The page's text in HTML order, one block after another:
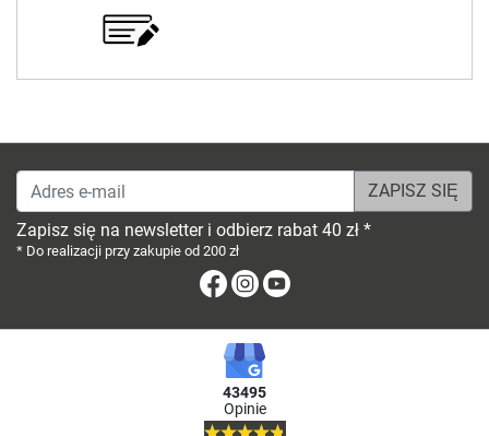
Adres e-mail
Zapisz się na newsletter i odbierz rabat 40 zł *
* Do realizacji przy zakupie od 200 zł
FacebookInstagram
43495
Opinie